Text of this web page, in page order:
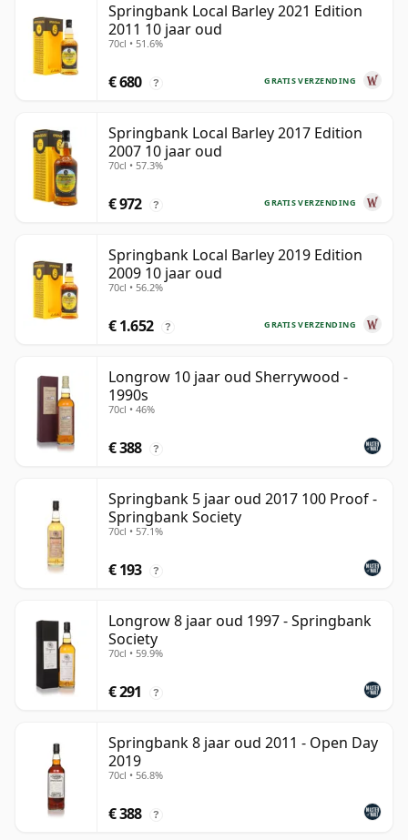
Springbank Local Barley 2021 Edition
2011 10 jaar oud
70cl • 51.6%
GRATIS VERZENDING
€ 680 ?
Springbank Local Barley 2017 Edition
2007 10 jaar oud
70cl • 57.3%
GRATIS VERZENDING
€ 972 ?
Springbank Local Barley 2019 Edition
2009 10 jaar oud
70cl • 56.2%
GRATIS VERZENDING
€ 1.652 ?
Longrow 10 jaar oud Sherrywood -
1990s
70cl • 46%
€ 388 ?
Springbank 5 jaar oud 2017 100 Proof -
Springbank Society
70cl • 57.1%
€ 193 ?
Longrow 8 jaar oud 1997 - Springbank
Society
70cl • 59.9%
€ 291 ?
Springbank 8 jaar oud 2011 - Open Day
2019
70cl • 56.8%
€ 388 ?